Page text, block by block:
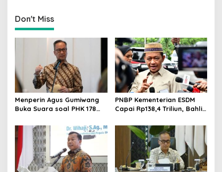
Don't Miss
Menperin Agus Gumiwang
Buka Suara soal PHK 178
Industries
PNBP Kementerian ESDM
Capai Rp138,4 Triliun, Bahlil
Akuntabilitas